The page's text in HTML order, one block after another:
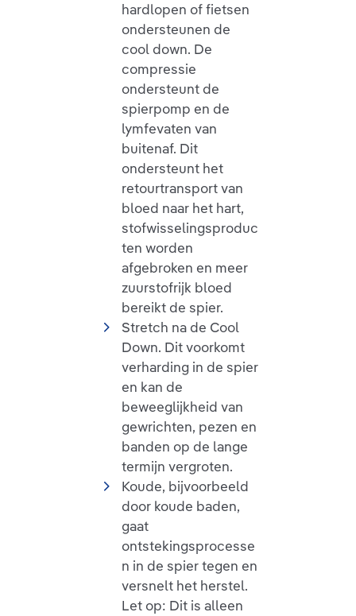
hardlopen of fietsen
ondersteunen de
cool down. De
compressie
ondersteunt de
spierpomp en de
lymfevaten van
buitenaf. Dit
ondersteunt het
retourtransport van
bloed naar het hart,
stofwisselingsproduc
ten worden
afgebroken en meer
zuurstofrijk bloed
bereikt de spier.
Stretch na de Cool
Down. Dit voorkomt
verharding in de spier
en kan de
beweeglijkheid van
gewrichten, pezen en
banden op de lange
termijn vergroten.
Koude, bijvoorbeeld
door koude baden,
gaat
ontstekingsprocesse
n in de spier tegen en
versnelt het herstel.
Let op: Dit is alleen